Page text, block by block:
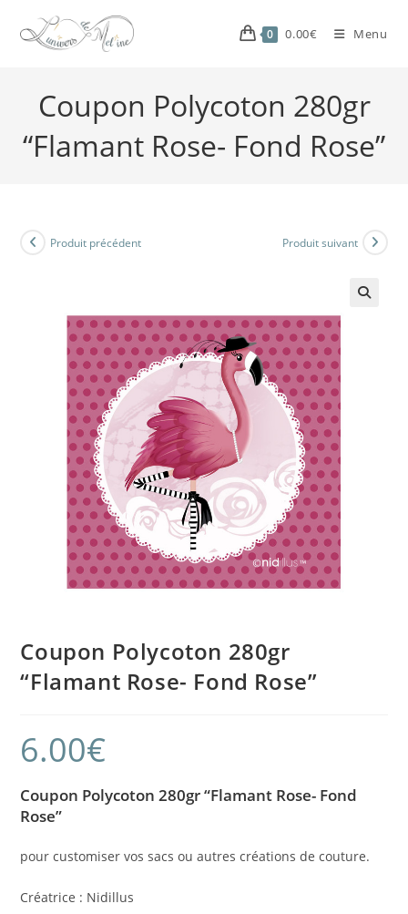
0 0.00€ Menu
Coupon Polycoton 280gr
“Flamant Rose- Fond Rose”
Produit précédent Produit suivant
Coupon Polycoton 280gr
“Flamant Rose- Fond Rose”
6.00€
Coupon Polycoton 280gr “Flamant Rose- Fond
Rose”
pour customiser vos sacs ou autres créations de couture.
Créatrice : Nidillus